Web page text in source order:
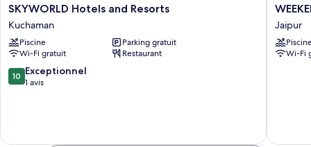
SKYWORLD
Hotels
and
Resorts
Kuchaman
SKYWORLD Hotels and Resorts
Kuchaman
Piscine
Parking gratuit
Wi-Fi gratuit
Restaurant
10.0
sur
10 Exceptionnel
1 avis
WALA
GHAR
Jaipur
Jaipur
Wi-Fi